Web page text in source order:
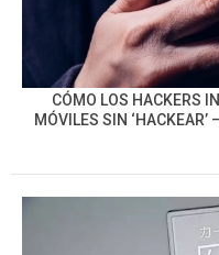
CÓMO LOS HACKERS
MÓVILES SIN ‘HACKEAR’